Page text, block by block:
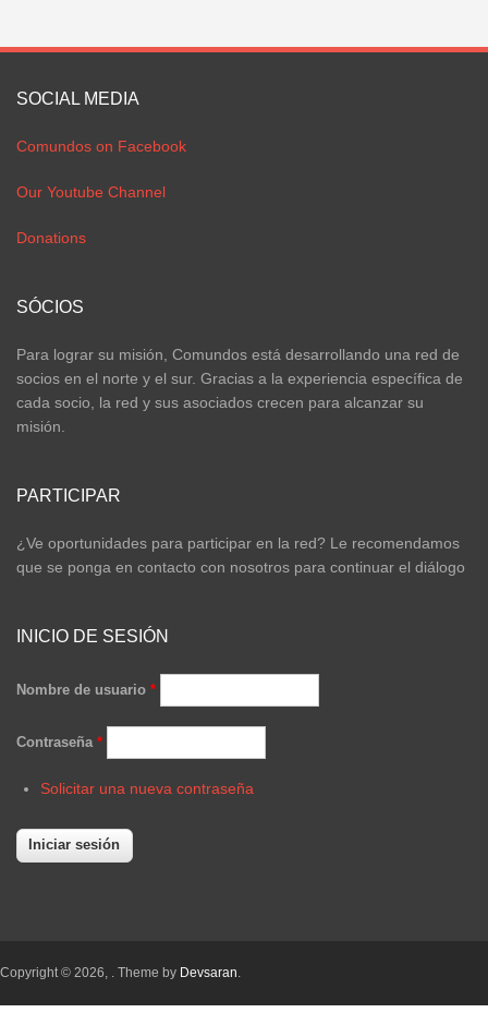
SOCIAL MEDIA
Comundos on Facebook
Our Youtube Channel
Donations
SÓCIOS
Para lograr su misión, Comundos está desarrollando una red de
socios en el norte y el sur. Gracias a la experiencia específica de
cada socio, la red y sus asociados crecen para alcanzar su
misión.
PARTICIPAR
¿Ve oportunidades para participar en la red? Le recomendamos
que se ponga en contacto con nosotros para continuar el diálogo
INICIO DE SESIÓN
Nombre de usuario *
Contraseña *
Solicitar una nueva contraseña
Copyright © 2026, . Theme by Devsaran.